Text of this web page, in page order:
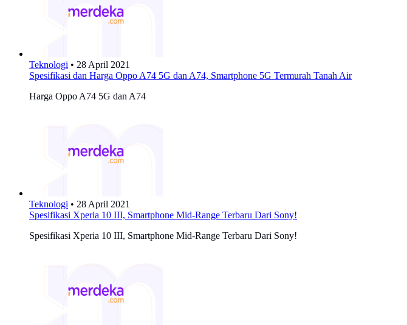
Teknologi • 28 April 2021
Spesifikasi dan Harga Oppo A74 5G dan A74, Smartphone 5G Termurah Tanah Air
Harga Oppo A74 5G dan A74
Teknologi • 28 April 2021
Spesifikasi Xperia 10 III, Smartphone Mid-Range Terbaru Dari Sony!
Spesifikasi Xperia 10 III, Smartphone Mid-Range Terbaru Dari Sony!